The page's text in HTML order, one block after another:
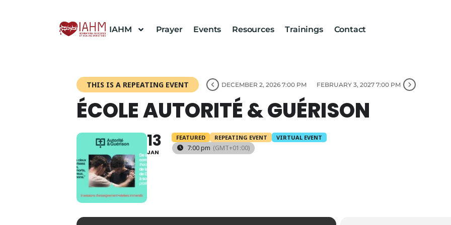
IAHM Prayer Events Resources Trainings Contact
THIS IS A REPEATING EVENT DECEMBER 2, 2026 7:00 PM FEBRUARY 3, 2027 7:00 PM
ÉCOLE AUTORITÉ & GUÉRISON
13
JAN
FEATURED REPEATING EVENT VIRTUAL EVENT
7:00 pm (GMT+01:00)